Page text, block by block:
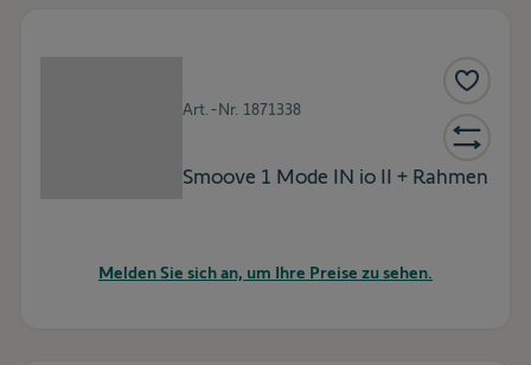
Art.-Nr. 1871338
Smoove 1 Mode IN io II + Rahmen
Melden Sie sich an, um Ihre Preise zu sehen.